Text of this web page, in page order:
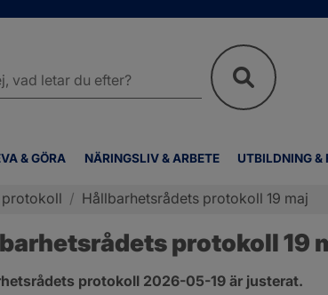
& GÖRA NÄRINGSLIV & ARBETE UTBILDNING &
protokoll / Hållbarhetsrådets protokoll 19 maj
protokoll 19
protokoll 2026-05-19 är justerat.